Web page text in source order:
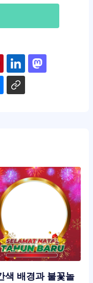
색 배경과 불꽃놀